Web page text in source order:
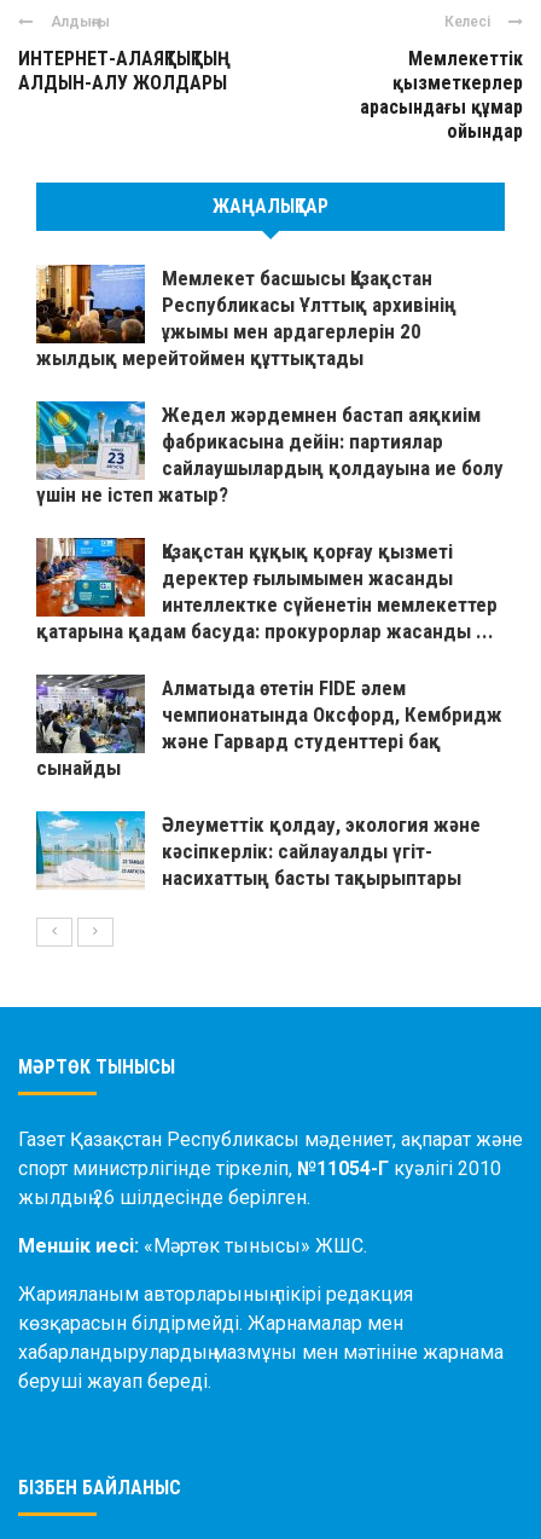
Алдыңғы
ИНТЕРНЕТ-АЛАЯҚТЫҚТЫҢ
АЛДЫН-АЛУ ЖОЛДАРЫ
Келесі
Мемлекеттік
қызметкерлер
арасындағы құмар
ойындар
ЖАҢАЛЫҚТАР
Мемлекет басшысы Қазақстан
Республикасы Ұлттық архивінің
ұжымы мен ардагерлерін 20
жылдық мерейтоймен құттықтады
Жедел жәрдемнен бастап аяқкиім
фабрикасына дейін: партиялар
сайлаушылардың қолдауына ие болу
үшін не істеп жатыр?
Қазақстан құқық қорғау қызметі
деректер ғылымымен жасанды
интеллектке сүйенетін мемлекеттер
қатарына қадам басуда: прокурорлар жасанды ...
Алматыда өтетін FIDE әлем
чемпионатында Оксфорд, Кембридж
және Гарвард студенттері бақ
сынайды
Әлеуметтік қолдау, экология және
кәсіпкерлік: сайлауалды үгіт-
насихаттың басты тақырыптары
МӘРТӨК ТЫНЫСЫ
Газет Қазақстан Республикасы мәдениет, ақпарат және
спорт министрлігінде тіркеліп, №11054-Г куәлігі 2010
жылдың 26 шілдесінде берілген.
Меншік иесі: «Мәртөк тынысы» ЖШС.
Жарияланым авторларының пікірі редакция
көзқарасын білдірмейді. Жарнамалар мен
хабарландырулардың мазмұны мен мәтініне жарнама
беруші жауап береді.
БІЗБЕН БАЙЛАНЫС